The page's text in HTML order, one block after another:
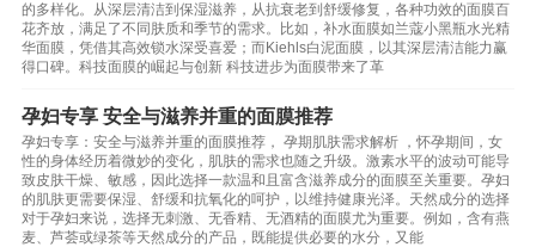
的多样化。从深层清洁到保湿滋养，从抗衰老到舒缓修复，各种功效的面膜百
花齐放，满足了不同肤质和季节的需求。比如，补水面膜如兰蔻小黑瓶水光精
华面膜，凭借其高效锁水深受喜爱；而Kiehls白泥面膜，以其深层清洁能力赢
得口碑。科技面膜的崛起与创新 科技进步为面膜带来了革
孕妇专享 安全与滋养并重的面膜推荐
孕妇专享：安全与滋养并重的面膜推荐， 孕期肌肤需求解析 ，怀孕期间，女
性的身体经历着微妙的变化，肌肤的需求也随之升级。激素水平的波动可能导
致皮肤干燥、敏感，因此选择一款温和且富含滋养成分的面膜至关重要。孕妇
的肌肤更需要保湿、舒缓和抗氧化的呵护，以维持健康光泽。天然成分的选择
对于孕妇来说，选择无刺激、无香精、无酒精的面膜尤为重要。例如，含有燕
麦、芦荟或绿茶等天然成分的产品，既能提供必要的水分，又能